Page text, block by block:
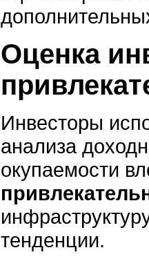
Оценка
Инвесторы
анализа
окупаемости
тенденции.